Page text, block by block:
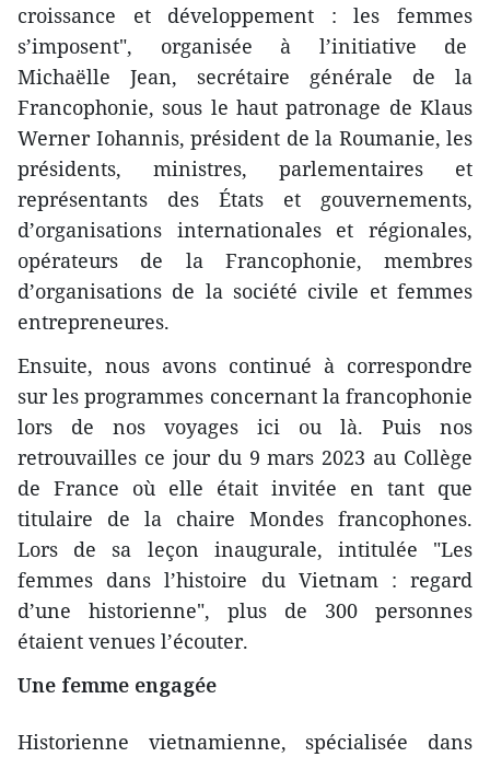
croissance et développement : les femmes
s’imposent", organisée à l’initiative de
Michaëlle Jean, secrétaire générale de la
Francophonie, sous le haut patronage de Klaus
Werner Iohannis, président de la Roumanie, les
présidents, ministres, parlementaires et
représentants des États et gouvernements,
d’organisations internationales et régionales,
opérateurs de la Francophonie, membres
d’organisations de la société civile et femmes
entrepreneures.
Ensuite, nous avons continué à correspondre
sur les programmes concernant la francophonie
lors de nos voyages ici ou là. Puis nos
retrouvailles ce jour du 9 mars 2023 au Collège
de France où elle était invitée en tant que
titulaire de la chaire Mondes francophones.
Lors de sa leçon inaugurale, intitulée "Les
femmes dans l’histoire du Vietnam : regard
d’une historienne", plus de 300 personnes
étaient venues l’écouter.
Une femme engagée
Historienne vietnamienne, spécialisée dans